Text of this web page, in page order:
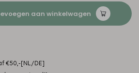
aan winkelwagen
€50,-[NL/DE]